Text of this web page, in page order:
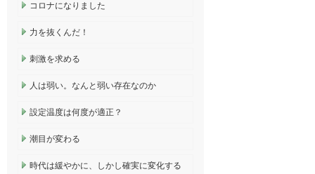
コロナになりました
力を抜くんだ！
刺激を求める
人は弱い。なんと弱い存在なのか
設定温度は何度が適正？
潮目が変わる
時代は緩やかに、しかし確実に変化する